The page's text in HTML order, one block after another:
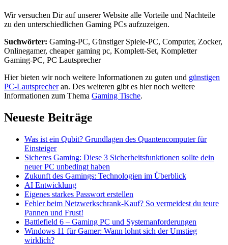
Wir versuchen Dir auf unserer Website alle Vorteile und Nachteile
zu den unterschiedlichen Gaming PCs aufzuzeigen.
Suchwörter: Gaming-PC, Günstiger Spiele-PC, Computer, Zocker,
Onlinegamer, cheaper gaming pc, Komplett-Set, Kompletter
Gaming-PC, PC Lautsprecher
Hier bieten wir noch weitere Informationen zu guten und günstigen
PC-Lautsprecheran. Des weiteren gibt es hier noch weitere
Informationen zum Thema Gaming Tische.
Neueste Beiträge
Was ist ein Qubit? Grundlagen des Quantencomputer für
Einsteiger
Sicheres Gaming: Diese 3 Sicherheitsfunktionen sollte dein
neuer PC unbedingt haben
Zukunft des Gamings: Technologien im Überblick
AI Entwicklung
Eigenes starkes Passwort erstellen
Fehler beim Netzwerkschrank-Kauf? So vermeidest du teure
Pannen und Frust!
Battlefield 6 – Gaming PC und Systemanforderungen
Windows 11 für Gamer: Wann lohnt sich der Umstieg
wirklich?